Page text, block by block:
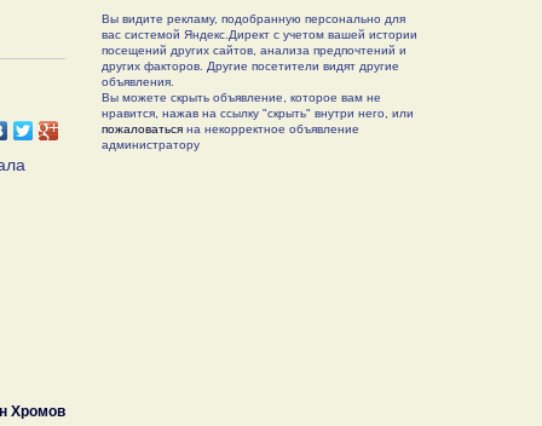
Хромов
Вы видите рекламу, подобранную персонально для
вас системой Яндекс.Директ с учетом вашей истории
посещений других сайтов, анализа предпочтений и
других факторов. Другие посетители видят другие
объявления.
Вы можете скрыть объявление, которое вам не
нравится, нажав на ссылку "скрыть" внутри него, или
пожаловатьсяна некорректное объявление
администратору